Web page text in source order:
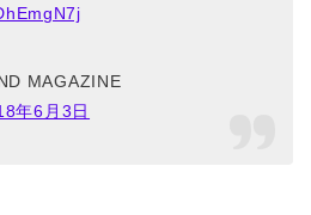
MAGAZINE
年6月3日